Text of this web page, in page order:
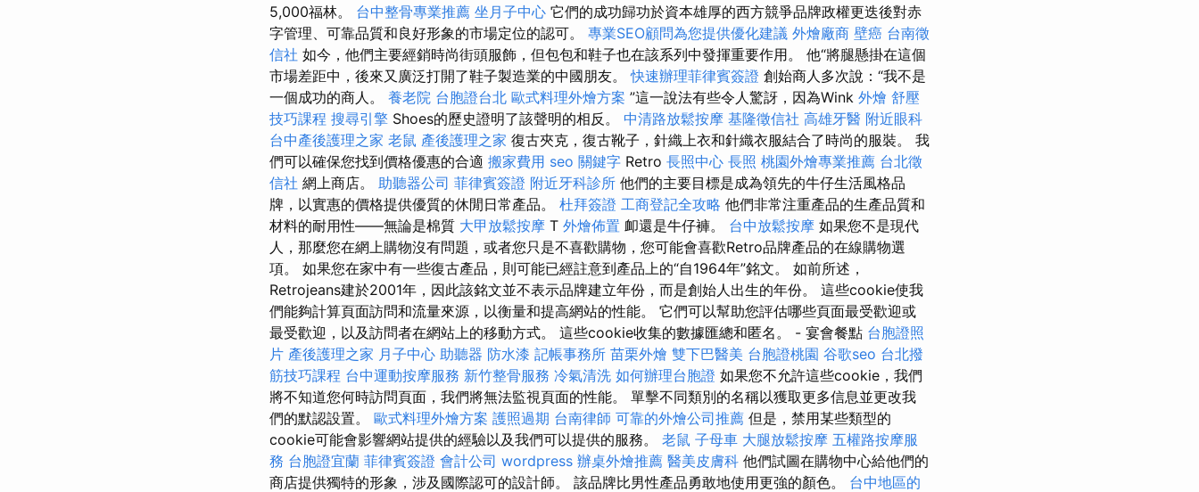
5,000福林。 台中整骨專業推薦 坐月子中心 它們的成功歸功於資本雄厚的西方競爭品牌政權更迭後對赤
字管理、可靠品質和良好形象的市場定位的認可。 專業SEO顧問為您提供優化建議 外燴廠商 壁癌 台南徵
信社 如今，他們主要經銷時尚街頭服飾，但包包和鞋子也在該系列中發揮重要作用。 他“將腿懸掛在這個
市場差距中，後來又廣泛打開了鞋子製造業的中國朋友。快速辦理菲律賓簽證 創始商人多次說：“我不是
一個成功的商人。 養老院 台胞證台北 歐式料理外燴方案 ”這一說法有些令人驚訝，因為Wink 外燴 舒壓
技巧課程 搜尋引擎 Shoes的歷史證明了該聲明的相反。 中清路放鬆按摩 基隆徵信社 高雄牙醫 附近眼科
台中產後護理之家 老鼠 產後護理之家 復古夾克，復古靴子，針織上衣和針織衣服結合了時尚的服裝。 我
們可以確保您找到價格優惠的合適 搬家費用 seo 關鍵字 Retro 長照中心 長照 桃園外燴專業推薦 台北徵
信社 網上商店。 助聽器公司 菲律賓簽證 附近牙科診所 他們的主要目標是成為領先的牛仔生活風格品
牌，以實惠的價格提供優質的休閒日常產品。 杜拜簽證 工商登記全攻略 他們非常注重產品的生產品質和
材料的耐用性——無論是棉質 大甲放鬆按摩 T 外燴佈置 卹還是牛仔褲。 台中放鬆按摩 如果您不是現代
人，那麼您在網上購物沒有問題，或者您只是不喜歡購物，您可能會喜歡Retro品牌產品的在線購物選
項。 如果您在家中有一些復古產品，則可能已經註意到產品上的“自1964年”銘文。 如前所述，
Retrojeans建於2001年，因此該銘文並不表示品牌建立年份，而是創始人出生的年份。 這些cookie使我
們能夠計算頁面訪問和流量來源，以衡量和提高網站的性能。 它們可以幫助您評估哪些頁面最受歡迎或
最受歡迎，以及訪問者在網站上的移動方式。 這些cookie收集的數據匯總和匿名。 - 宴會餐點 台胞證照
片 產後護理之家 月子中心 助聽器 防水漆 記帳事務所 苗栗外燴 雙下巴醫美 台胞證桃園 谷歌seo 台北撥
筋技巧課程 台中運動按摩服務 新竹整骨服務 冷氣清洗 如何辦理台胞證 如果您不允許這些cookie，我們
將不知道您何時訪問頁面，我們將無法監視頁面的性能。 單擊不同類別的名稱以獲取更多信息並更改我
們的默認設置。 歐式料理外燴方案 護照過期 台南律師 可靠的外燴公司推薦 但是，禁用某些類型的
cookie可能會影響網站提供的經驗以及我們可以提供的服務。 老鼠 子母車 大腿放鬆按摩 五權路按摩服
務 台胞證宜蘭 菲律賓簽證 會計公司 wordpress 辦桌外燴推薦 醫美皮膚科 他們試圖在購物中心給他們的
商店提供獨特的形象，涉及國際認可的設計師。 該品牌比男性產品勇敢地使用更強的顏色。 台中地區的